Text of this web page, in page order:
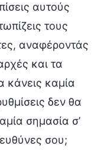
αυτούς
τους
αναφέροντάς
και τα
κάνεις καμία
δεν θα
σημασία σ’
σου;